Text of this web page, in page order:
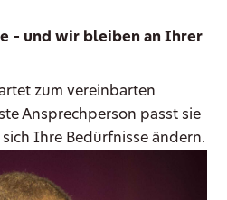
– und wir bleiben an Ihrer
zum vereinbarten
Ansprechperson passt sie
Ihre Bedürfnisse ändern.